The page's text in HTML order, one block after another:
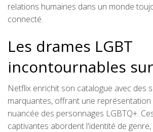
relations humaines dans un monde
connecté.
Les drames LGBT
incontournables
Netflix enrichit son catalogue avec des
marquantes, offrant une
nuancée des personnages LGBTQ+.
captivantes abordent l'identité de